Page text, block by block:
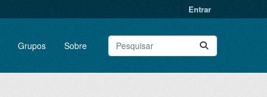
Entrar
Grupos Sobre